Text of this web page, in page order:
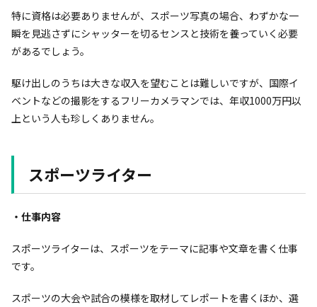
特に資格は必要ありませんが、スポーツ写真の場合、わずかな一
瞬を見逃さずにシャッターを切るセンスと技術を養っていく必要
があるでしょう。
駆け出しのうちは大きな収入を望むことは難しいですが、国際イ
ベントなどの撮影をするフリーカメラマンでは、年収1000万円以
上という人も珍しくありません。
スポーツライター
・仕事内容
スポーツライターは、スポーツをテーマに記事や文章を書く仕事
です。
スポーツの大会や試合の模様を取材してレポートを書くほか、選